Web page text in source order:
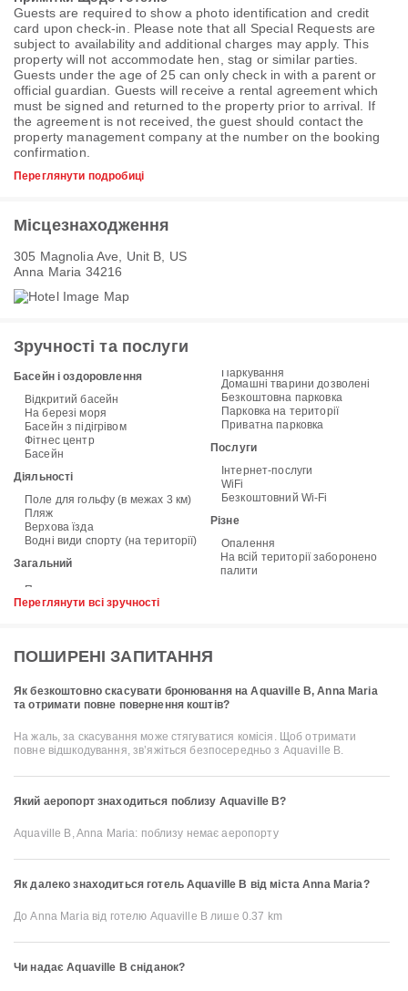
Guests are required to show a photo identification and credit
card upon check-in. Please note that all Special Requests are
subject to availability and additional charges may apply. This
property will not accommodate hen, stag or similar parties.
Guests under the age of 25 can only check in with a parent or
official guardian. Guests will receive a rental agreement which
must be signed and returned to the property prior to arrival. If
the agreement is not received, the guest should contact the
property management company at the number on the booking
confirmation.
Переглянути подробиці
Місцезнаходження
305 Magnolia Ave, Unit B, US
Anna Maria 34216
Зручності та послуги
Басейн і оздоровлення
Відкритий басейн
На березі моря
Басейн з підігрівом
Фітнес центр
Басейн
Діяльності
Поле для гольфу (в межах 3 км)
Пляж
Верхова їзда
Водні види спорту (на території)
Загальний
Паркування
Домашні тварини дозволені
Безкоштовна парковка
Парковка на території
Приватна парковка
Послуги
Інтернет-послуги
WiFi
Безкоштовний Wi-Fi
Різне
Опалення
На всій території заборонено
палити
Переглянути всі зручності
ПОШИРЕНІ ЗАПИТАННЯ
Як безкоштовно скасувати бронювання на Aquaville B, Anna Maria
та отримати повне повернення коштів?
На жаль, за скасування може стягуватися комісія. Щоб отримати
повне відшкодування, зв’яжіться безпосередньо з Aquaville B.
Який аеропорт знаходиться поблизу Aquaville B?
Aquaville B, Anna Maria: поблизу немає аеропорту
Як далеко знаходиться готель Aquaville B від міста Anna Maria?
До Anna Maria від готелю Aquaville B лише 0.37 km
Чи надає Aquaville B сніданок?